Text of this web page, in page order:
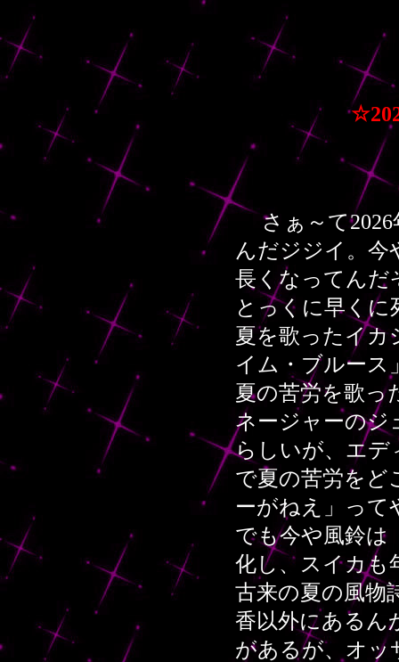
☆
さぁ～て
んだジジイ。今
長くなってんだ
とっくに早く
夏を歌ったイカ
イム・ブルース
夏の苦労を歌っ
ネージャーのジ
らしいが、エデ
で夏の苦労をど
ーがねえ」って
でも今や風鈴は
化し、スイカも
古来の夏の風物
香以外にあるん
があるが、オッ